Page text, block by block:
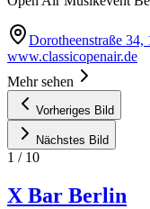
Dorotheenstraße
www.classicopenair.de
Mehr sehen
Vorheriges Bild
Nächstes Bild
1 / 10
X Bar Berlin